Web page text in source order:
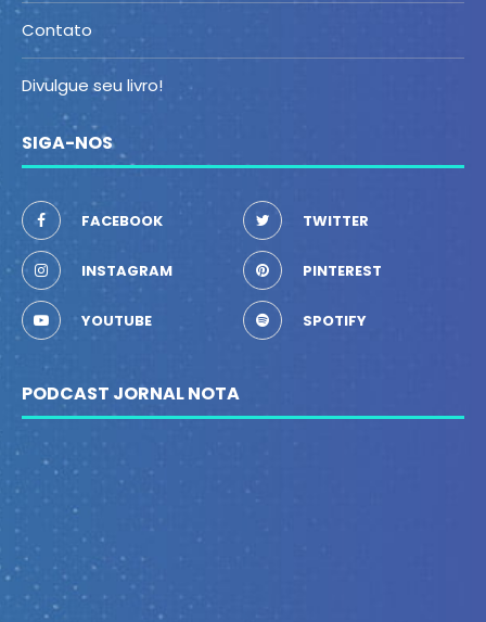
Contato
Divulgue seu livro!
SIGA-NOS
FACEBOOK TWITTER
INSTAGRAM PINTEREST
YOUTUBE SPOTIFY
PODCAST JORNAL NOTA